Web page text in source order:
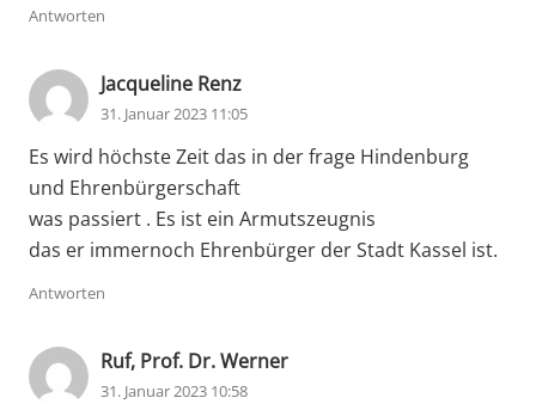
Antworten
Jacqueline Renz
31. Januar 2023 11:05
Es wird höchste Zeit das in der frage Hindenburg
und Ehrenbürgerschaft
was passiert . Es ist ein Armutszeugnis
das er immernoch Ehrenbürger der Stadt Kassel ist.
Antworten
Ruf, Prof. Dr. Werner
31. Januar 2023 10:58